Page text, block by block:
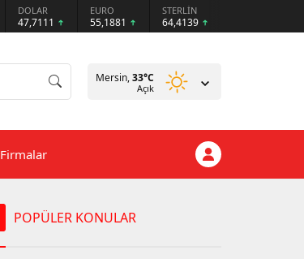
DOLAR
47,7111
EURO
55,1881
STERLİN
64,4139
Mersin,33°C
Açık
Firmalar
POPÜLER KONULAR